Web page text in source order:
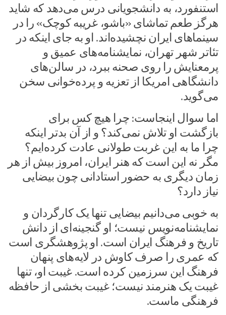
استنفورد، به دانشجویانی درس می‌دهد که شاید
هرگز طعم تماشای «باشو، غریبه کوچک» را در
سینماهای ایران نچشیده‌اند. او به جای اینکه در
تئاتر شهر تهران، نمایشنامه‌های عمیق و
پرمعنایش را روی صحنه ببرد، در سالن‌های
دانشگاهی امریکا از تعزیه و پرده‌خوانی سخن
می‌گوید.
اما سوال اینجاست: چرا هیچ ‌کس برای
بازگشت او تلاش نمی‌کند؟ و از آن بدتر اینکه
چرا ما به این غربت طولانی عادت کرده‌ایم؟
مگر نه این است که هنر ایران، امروز بیش از هر
زمان دیگری به حضور استادانی چون بیضایی
نیاز دارد؟
به خوبی می‌دانیم بیضایی تنها یک کارگردان و
نمایشنامه‌نویس نیست؛ او گنجینه‌ای از دانش
تاریخ و فرهنگ ایران است. او پژوهشگری است
که عمری را صرف کاوش در لایه‌های پنهان
فرهنگ این سرزمین کرده است. غیبت او، تنها
غیبت یک هنرمند نیست؛ غیبت بخشی از حافظه
فرهنگی ماست.